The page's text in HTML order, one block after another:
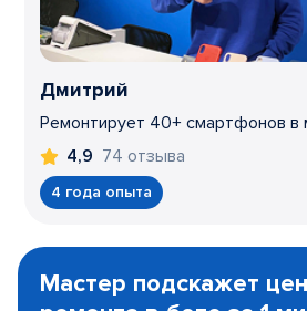
Дмитрий
Ремонтирует 40+ смартфонов в
4,9 74 отзыва
4 года опыта
1
Мастер подскажет